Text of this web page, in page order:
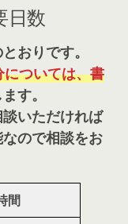
日数
おりです。
ついては、書
す。
いただければ
ので相談をお
間